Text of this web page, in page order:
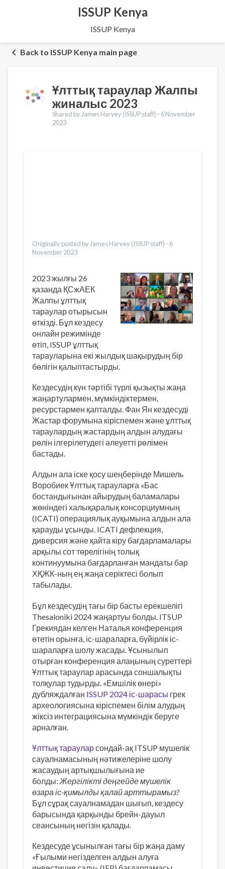
ISSUP Kenya
ISSUP Kenya
Back to ISSUP Kenya main page
Ұлттық тараулар Жалпы
жиналыс 2023
Shared by James Harvey (ISSUP staff) - 6 November
2023
Originally posted by James Harvey (ISSUP staff) - 6
November 2023
2023 жылғы 26
қазанда ҚСжАЕК
Жалпы ұлттық
тараулар отырысын
өткізді. Бұл кездесу
онлайн режимінде
өтіп, ISSUP ұлттық
тарауларына екі жылдық шақырудың бір
бөлігін қалыптастырды.
Кездесудің күн тәртібі түрлі қызықты жаңа
жаңартулармен, мүмкіндіктермен,
ресурстармен қапталды. Фан Ян кездесуді
Жастар форумына кіріспемен және ұлттық
тараулардың жастардың алдын алудағы
рөлін ілгерілетудегі әлеуетті рөлімен
бастады.
Алдын ала іске қосу шеңберінде Мишель
Воробиек Ұлттық тарауларға «Бас
бостандығынан айырудың баламалары
жөніндегі халықаралық консорциумның
(ICATI) операциялық ауқымына алдын ала
қарауды ұсынды. ICATI дефлекция,
диверсия және қайта кіру бағдарламалары
арқылы сот төрелігінің толық
континуумына бағдарланған мандаты бар
ХҚЖК-ның ең жаңа серіктесі болып
табылады.
Бұл кездесудің тағы бір басты ерекшелігі
Thesaloniki 2024 жаңартуы болды. ITSUP
Грекиядан келген Наталья конференция
өтетін орынға, іс-шараларға, бүйірлік іс-
шараларға шолу жасады. Ұсынылып
отырған конференция алаңының суреттері
Ұлттық тараулар арасында соншалықты
толқулар тудырды. «Емшілік өнері»
дубляждалған ISSUP 2024 іс-шарасы грек
археологиясына кіріспемен білім алудың
жіксіз интеграциясына мүмкіндік беруге
арналған.
Ұлттық тарауларсондай-ақ ITSUP мүшелік
сауалнамасының нәтижелеріне шолу
жасаудың артықшылығына ие
болды: Жергілікті деңгейде мүшелік
өзара іс-қимылды қалай арттырамыз?
Бұл сұрақ сауалнамадан шығып, кездесу
барысында қарқынды брейн-дауыл
сеансының негізін қалады.
Кездесуде ұсынылған тағы бір жаңа даму
«Ғылыми негізделген алдын алуға